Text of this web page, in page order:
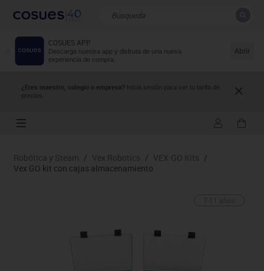
COSUES APP
Descarga nuestra app y disfruta de una nueva
experiencia de compra.
Abrir
¿Eres maestro, colegio o empresa? Inicia sesión para ver tu tarifa de
precios.
Resultados de la búsqueda
Robótica y Steam / Vex Robotics / VEX·GO Kits /
Vex GO kit con cajas almacenamiento